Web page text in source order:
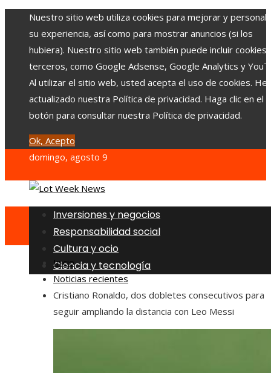
Nuestro sitio web utiliza cookies para mejorar y
su experiencia, así como para mostrar anuncios (si los
hubiera). Nuestro sitio web también puede incluir cookies
terceros, como Google Adsense, Google Analytics y
Al utilizar el sitio web, usted acepta el uso de cookies.
actualizado nuestra Política de privacidad. Haga clic en el
botón para consultar nuestra Política de privacidad.
Ok, Acepto
domingo, agosto 9
Inversiones y negocios
Responsabilidad social
Cultura y ocio
Ciencia y tecnología
Inicio
Noticias recientes
Cristiano Ronaldo, dos dobletes consecutivos para
seguir ampliando la distancia con Leo Messi